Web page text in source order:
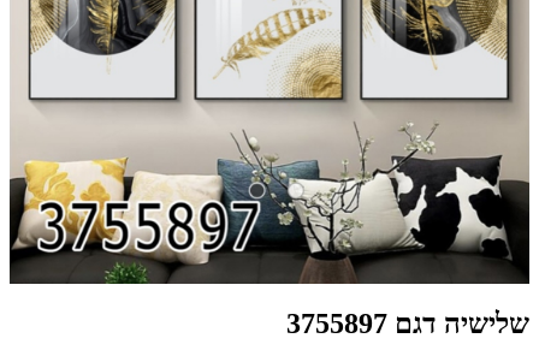
שלישיה דגם 3755897